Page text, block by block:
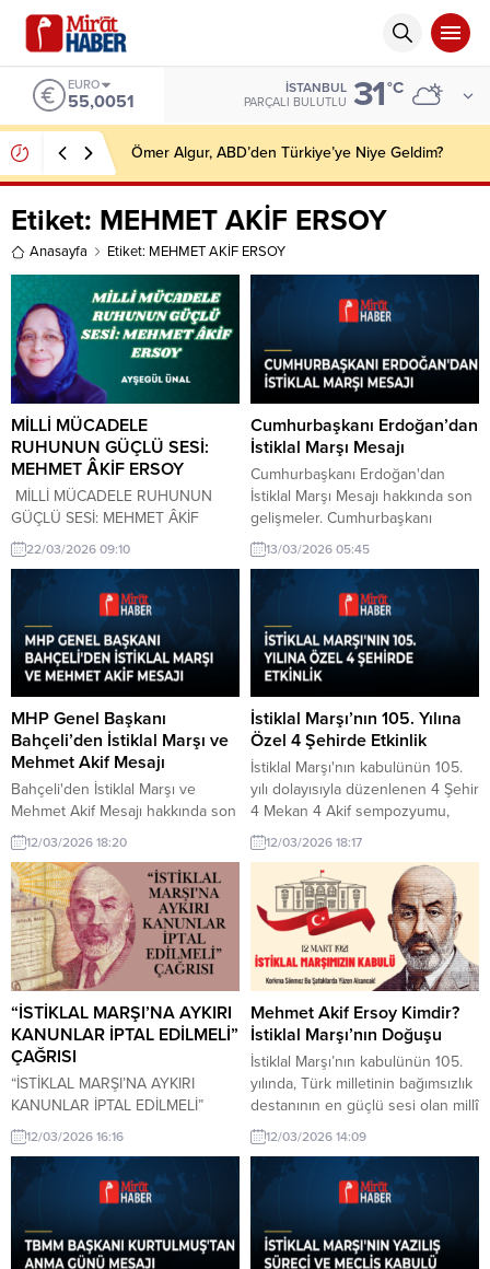
EURO
55,0051
İSTANBUL
PARÇALI BULUTLU 31°C
Ömer Algur, ABD’den Türkiye’ye Niye Geldim?
Etiket: MEHMET AKİF ERSOY
Anasayfa Etiket: MEHMET AKİF ERSOY
MİLLİ MÜCADELE
RUHUNUN GÜÇLÜ SESİ:
MEHMET ÂKİF ERSOY
MİLLİ MÜCADELE RUHUNUN
GÜÇLÜ SESİ: MEHMET ÂKİF
ERSOY Her yıl, mart ayında Millî
Mücadele yıllarının hatırlandığı iki
önemli kutlamayı Mehmet Âkif’in
şiirleriyle yapıyoruz.
Kutlamalarımızın ilki, İstiklâl
Marşı’nın, 12 Mart 1921 tarihinde
Türkiye Büyük Millet Meclisi
tarafından resmi marş olarak
kabul edilmesi vesilesiyle oluyor,
diğer kutlama ise 18 Mart’ta
Çanakkale Şehitlerini...
22/03/2026 09:10
Cumhurbaşkanı Erdoğan’dan
İstiklal Marşı Mesajı
Cumhurbaşkanı Erdoğan'dan
İstiklal Marşı Mesajı hakkında son
gelişmeler. Cumhurbaşkanı
Erdoğan, İstiklal Marşı'nın kabulü
ve Mehmet Akif Ersoy'u Anma
Günü dolayısıyla bir mesaj
yayımladı. Bu mesajda milli
şairimizin vatan sevgisine vurgu
yaptı.
13/03/2026 05:45
MHP Genel Başkanı
Bahçeli’den İstiklal Marşı ve
Mehmet Akif Mesajı
Bahçeli'den İstiklal Marşı ve
Mehmet Akif Mesajı hakkında son
gelişmeler. MHP Genel Başkanı
Bahçeli, İstiklal Marşı'nın Kabulü
ve Mehmet Akif Ersoy'u Anma
Günü'nde anlamlı bir mesaj
yayımladı. Bu mesaj, milli
değerlerin önemine dikkat
çekiyor.
12/03/2026 18:20
İstiklal Marşı’nın 105. Yılına
Özel 4 Şehirde Etkinlik
İstiklal Marşı'nın kabulünün 105.
yılı dolayısıyla düzenlenen 4 Şehir
4 Mekan 4 Akif sempozyumu,
Türkiye'nin dört bir yanında
gerçekleştirildi ve büyük ilgi
12/03/2026 18:17
“İSTİKLAL MARŞI’NA AYKIRI
KANUNLAR İPTAL EDİLMELİ”
ÇAĞRISI
“İSTİKLAL MARŞI’NA AYKIRI
KANUNLAR İPTAL EDİLMELİ”
ÇAĞRISI 12 Mart 1921’de Birinci
Türkiye Büyük Millet Meclisi
tarafından kabul edilen İstiklal
Marşı’nın, yalnızca bir millî marş
olmanın ötesinde, tüm yasal
düzenlemeler için temel bir
hukuk normu olması gerektiği
12/03/2026 16:16
Mehmet Akif Ersoy Kimdir?
İstiklal Marşı’nın Doğuşu
İstiklal Marşı’nın kabulünün 105.
yılında, Türk milletinin bağımsızlık
destanının en güçlü sesi olan millî
marşımızın şairi, millî şairimiz
Mehmet Akif Ersoy‘u yakından
tanıyalım. 12 Mart 1921, Türkiye
Büyük Millet Meclisi’nde İstiklal
Marşı’nın resmen kabul edildiği
tarih. Bu yıl, kabulün tam 105. yıl
dönümü olarak büyük bir gurur
12/03/2026 14:09